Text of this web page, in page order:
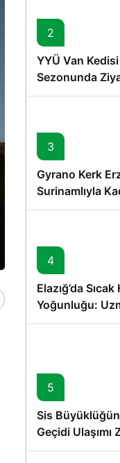
2
YYÜ Van
Sezonunda
Vurgusu
3
Gyrano Kerk
Surinamlıyla
4
Elazığ’da
Yoğunluğu:
5
Sis
Geçidi Ulaşımı